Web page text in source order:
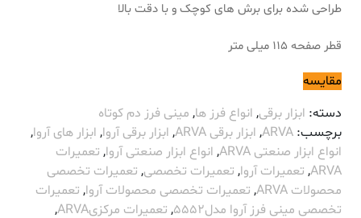
طراحی شده برای برش های کوچک و با دقت بالا
قطر صفحه 115 میلی متر
مقایسه
دسته: ابزار برقی, انواع فرز ها, مینی فرز دم کوتاه
برچسب: ARVA
, ابزار برقی ARVA , ابزار برقی آروا, ابزار های آروا,
انواع ابزار صنعتی ARVA
, انواع ابزار صنعتی آروا, تعمیرات
ARVA
, تعمیرات آروا, تعمیرات تخصصی, تعمیرات تخصصی
محصولات ARVA
, تعمیرات تخصصی محصولات آروا, تعمیرات
تخصصی مینی فرز آروا مدل5552
, تعمیرات مرکزیARVA
,